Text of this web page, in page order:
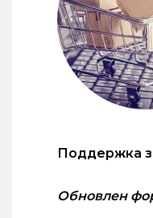
Поддержка
Обновлен